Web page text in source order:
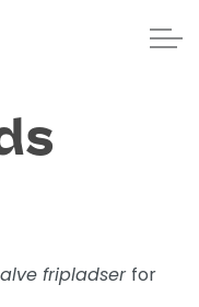
fripladser for